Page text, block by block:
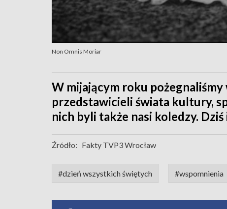
Non Omnis Moriar
W mijającym roku
przedstawicieli świata kultury,
nich byli także nasi koledzy.
Źródło: Fakty TVP3 Wrocław
#dzień wszystkich świętych #wspomnienia